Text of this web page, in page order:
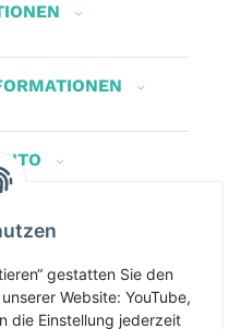
Schinnerl
Inn 5
am Inn
gestatten Sie den
Website: YouTube,
die Einstellung jederzeit